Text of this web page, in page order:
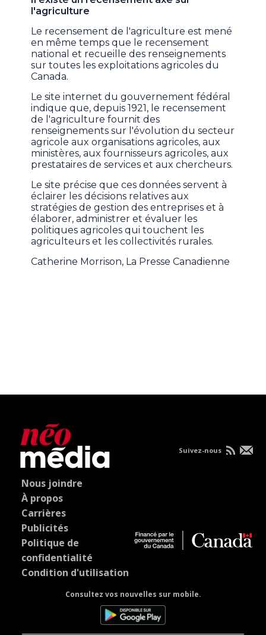
l'agriculture
Le recensement de l'agriculture est mené
en même temps que le recensement
national et recueille des renseignements
sur toutes les exploitations agricoles du
Canada.
Le site internet du gouvernement fédéral
indique que, depuis 1921, le recensement
de l'agriculture fournit des
renseignements sur l'évolution du secteur
agricole aux organisations agricoles, aux
ministères, aux fournisseurs agricoles, aux
prestataires de services et aux chercheurs.
Le site précise que ces données servent à
éclairer les décisions relatives aux
stratégies de gestion des entreprises et à
élaborer, administrer et évaluer les
politiques agricoles qui touchent les
agriculteurs et les collectivités rurales.
Catherine Morrison, La Presse Canadienne
Nous joindre
À propos
Carrières
Publicités
Politique de
confidentialité
Condition d'utilisation
Consultez vos nouvelles sur mobile.
Suivez-nous